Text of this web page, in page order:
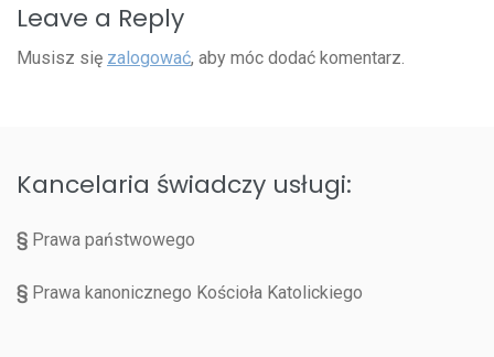
Leave a Reply
Musisz się zalogować, aby móc dodać komentarz.
Kancelaria świadczy usługi:
§ Prawa państwowego
§ Prawa kanonicznego Kościoła Katolickiego